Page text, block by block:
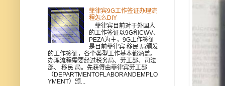
菲律宾9G工作签证办理流
程怎么DIY
菲律宾目前对于外国人
的工作签证以9G和CWV、
PEZA为主，9G工作签证
是目前菲律宾 移民 局颁发
的工作签证，各个类型工作基本都涵盖。
办理流程需要经过税务局、劳工部、司法
部、 移民 局。先获得由菲律宾劳工部
（DEPARTMENTOFLABORANDEMPLO
YMENT）颁...